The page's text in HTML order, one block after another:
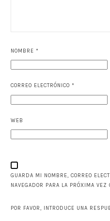
NOMBRE*
CORREO ELECTRÓNICO*
WEB
GUARDA MI NOMBRE, CORREO
NAVEGADOR PARA LA PRÓXIMA VEZ
POR FAVOR, INTRODUCE UNA